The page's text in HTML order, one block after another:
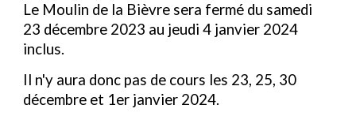
Le Moulin de la Bièvre sera fermé du samedi
23 décembre 2023 au jeudi 4 janvier 2024
inclus.
Il n'y aura donc pas de cours les 23, 25, 30
décembre et 1er janvier 2024.